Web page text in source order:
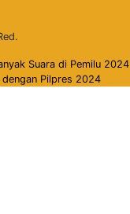
Suara di Pemilu 2024
Pilpres 2024